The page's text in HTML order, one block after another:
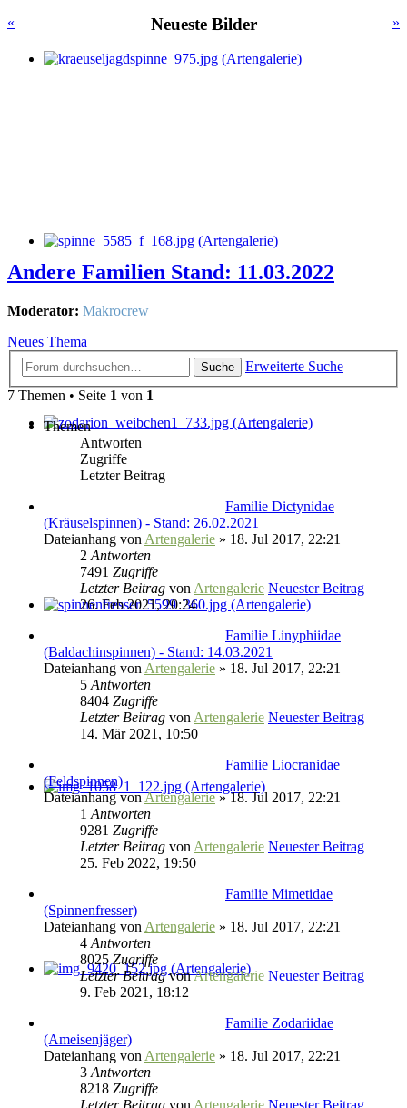
«
»
Neueste Bilder
Andere Familien Stand: 11.03.2022
Moderator: Makrocrew
Neues Thema
Suche
Erweiterte Suche
7 Themen • Seite 1 von 1
Themen
Antworten
Zugriffe
Letzter Beitrag
Familie Dictynidae
(Kräuselspinnen) - Stand: 26.02.2021
Dateianhang von Artengalerie » 18. Jul 2017, 22:21
2 Antworten
7491 Zugriffe
Letzter Beitrag von Artengalerie Neuester Beitrag
26. Feb 2021, 20:24
Familie Linyphiidae
(Baldachinspinnen) - Stand: 14.03.2021
Dateianhang von Artengalerie » 18. Jul 2017, 22:21
5 Antworten
8404 Zugriffe
Letzter Beitrag von Artengalerie Neuester Beitrag
14. Mär 2021, 10:50
Familie Liocranidae
(Feldspinnen)
DateianhangvonArtengalerie» 18. Jul 2017, 22:21
1 Antworten
9281 Zugriffe
Letzter Beitrag von Artengalerie Neuester Beitrag
25. Feb 2022, 19:50
Familie Mimetidae
(Spinnenfresser)
Dateianhang von Artengalerie » 18. Jul 2017, 22:21
4 Antworten
8025 Zugriffe
Letzter BeitragvonArtengalerie Neuester Beitrag
9. Feb 2021, 18:12
Familie Zodariidae
(Ameisenjäger)
Dateianhang von Artengalerie » 18. Jul 2017, 22:21
3 Antworten
8218 Zugriffe
Letzter Beitrag von Artengalerie Neuester Beitrag